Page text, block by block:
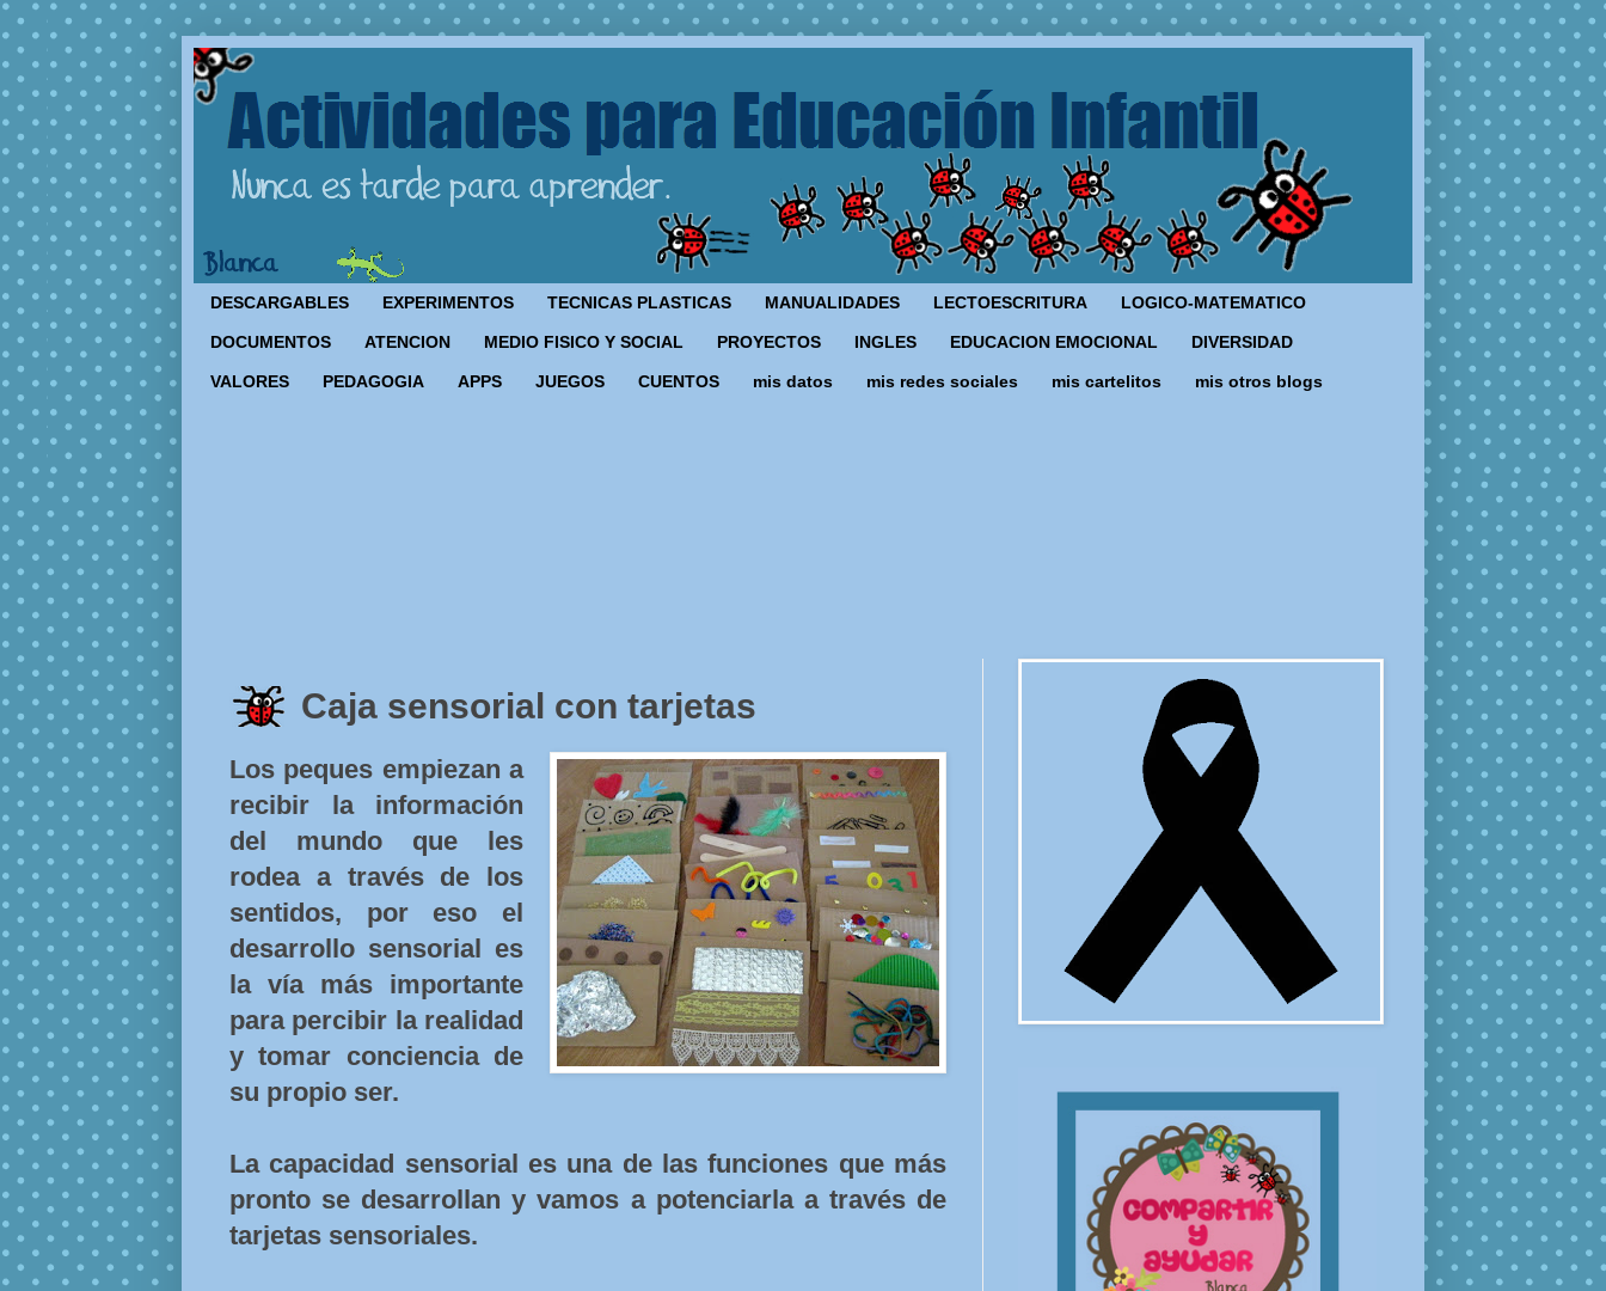
DESCARGABLES EXPERIMENTOS TECNICAS PLASTICAS MANUALIDADES LECTOESCRITURA LOGICO-MATEMATICO
DOCUMENTOS ATENCION MEDIO FISICO Y SOCIAL PROYECTOS INGLES EDUCACION EMOCIONAL DIVERSIDAD
VALORES PEDAGOGIA APPS JUEGOS CUENTOS mis datos mis redes sociales mis cartelitos mis otros blogs
Caja sensorial con tarjetas
Los peques empiezan a
recibir la información
del mundo que les
rodea a través de los
sentidos, por eso el
desarrollo sensorial es
la vía más importante
para percibir la realidad
y tomar conciencia de
su propio ser.
La capacidad sensorial es una de las funciones que más
pronto se desarrollan y vamos a potenciarla a través de
tarjetas sensoriales.